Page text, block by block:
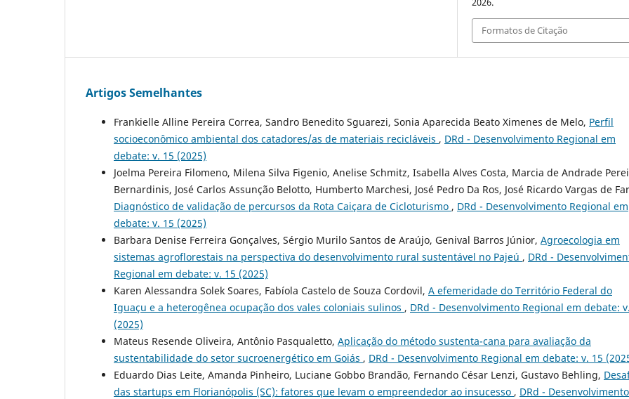
Formatos de Citação
Artigos Semelhantes
Frankielle Alline Pereira Correa, Sandro Benedito Sguarezi, Sonia Aparecida Beato Ximenes de Melo, Perfil
socioeconômico ambiental dos catadores/as de materiais recicláveis , DRd - Desenvolvimento Regional em
debate: v. 15 (2025)
Joelma Pereira Filomeno, Milena Silva Figenio, Anelise Schmitz, Isabella Alves Costa, Marcia de Andrade
Bernardinis, José Carlos Assunção Belotto, Humberto Marchesi, José Pedro Da Ros, José Ricardo Vargas de
Diagnóstico de validação de percursos da Rota Caiçara de Cicloturismo , DRd - Desenvolvimento Regional em
debate: v. 15 (2025)
Barbara Denise Ferreira Gonçalves, Sérgio Murilo Santos de Araújo, Genival Barros Júnior, Agroecologia em
sistemas agroflorestais na perspectiva do desenvolvimento rural sustentável no Pajeú , DRd -
Regional em debate: v. 15 (2025)
Karen Alessandra Solek Soares, Fabíola Castelo de Souza Cordovil, A efemeridade do Território Federal do
Iguaçu e a heterogênea ocupação dos vales coloniais sulinos , DRd - Desenvolvimento Regional em debate:
(2025)
Mateus Resende Oliveira, Antônio Pasqualetto, Aplicação do método sustenta-cana para avaliação da
sustentabilidade do setor sucroenergético em Goiás , DRd - Desenvolvimento Regional em debate: v. 15
Eduardo Dias Leite, Amanda Pinheiro, Luciane Gobbo Brandão, Fernando César Lenzi, Gustavo Behling,
das startups em Florianópolis (SC): fatores que levam o empreendedor ao insucesso , DRd - Desenvolvimento